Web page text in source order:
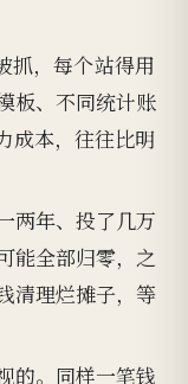
，每个站得用
板、不同统计账
成本，往往比明
年、投了几万
能全部归零，之
清理烂摊子，等
。同样一笔钱